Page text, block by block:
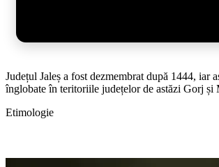
Județul Jaleș a fost dezmembrat după 1444, iar
înglobate în teritoriile județelor de astăzi Gorj și
Etimologie